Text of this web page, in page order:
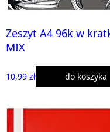
Zeszyt A4 96k w
MIX
10,99 zł do koszyka